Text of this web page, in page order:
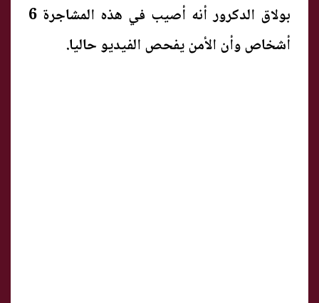
بولاق الدكرور أنه أصيب في هذه المشاجرة 6
أشخاص وأن الأمن يفحص الفيديو حاليا.